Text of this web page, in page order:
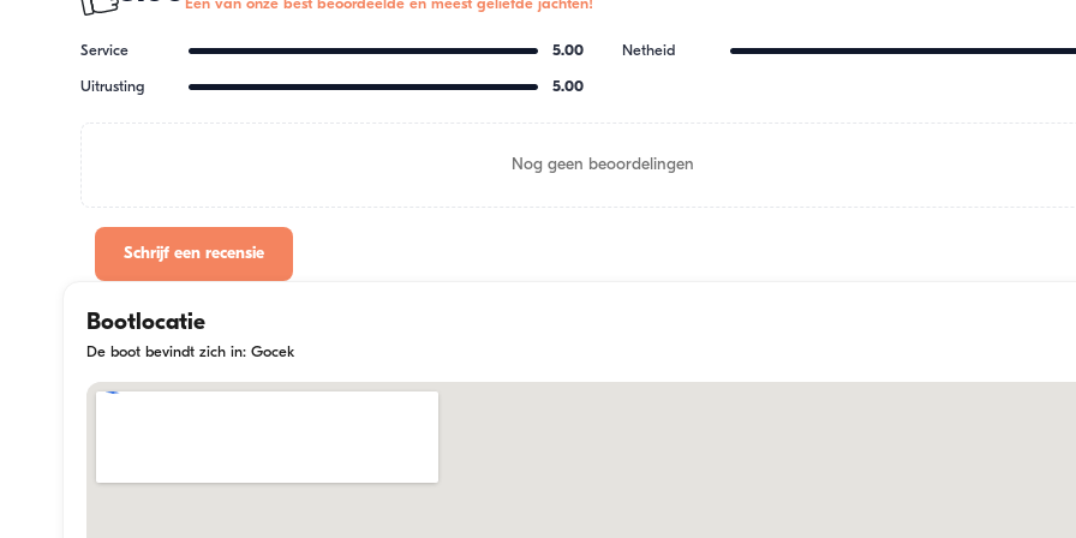
Een van onze best beoordeelde en meest geliefde jachten!
Service 5.00 Netheid
Uitrusting 5.00
Nog geen beoordelingen
Schrijf een recensie
Bootlocatie
De boot bevindt zich in: Gocek